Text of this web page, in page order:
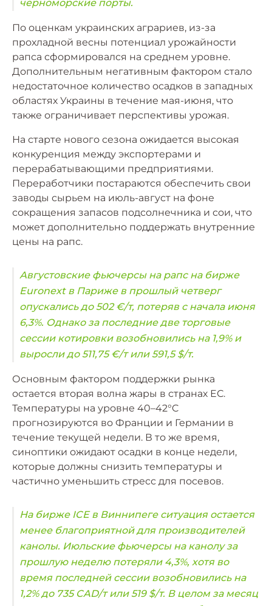
черноморские порты.
По оценкам украинских аграриев, из-за
прохладной весны потенциал урожайности
рапса сформировался на среднем уровне.
Дополнительным негативным фактором стало
недостаточное количество осадков в западных
областях Украины в течение мая-июня, что
также ограничивает перспективы урожая.
На старте нового сезона ожидается высокая
конкуренция между экспортерами и
перерабатывающими предприятиями.
Переработчики постараются обеспечить свои
заводы сырьем на июль-август на фоне
сокращения запасов подсолнечника и сои, что
может дополнительно поддержать внутренние
цены на рапс.
Августовские фьючерсы на рапс на бирже
Euronext в Париже в прошлый четверг
опускались до 502 €/т, потеряв с начала июня
6,3%. Однако за последние две торговые
сессии котировки возобновились на 1,9% и
выросли до 511,75 €/т или 591,5 $/т.
Основным фактором поддержки рынка
остается вторая волна жары в странах ЕС.
Температуры на уровне 40–42°C
прогнозируются во Франции и Германии в
течение текущей недели. В то же время,
синоптики ожидают осадки в конце недели,
которые должны снизить температуры и
частично уменьшить стресс для посевов.
На бирже ICE в Виннипеге ситуация остается
менее благоприятной для производителей
канолы. Июльские фьючерсы на канолу за
прошлую неделю потеряли 4,3%, хотя во
время последней сессии возобновились на
1,2% до 735 CAD/т или 519 $/т. В целом за месяц